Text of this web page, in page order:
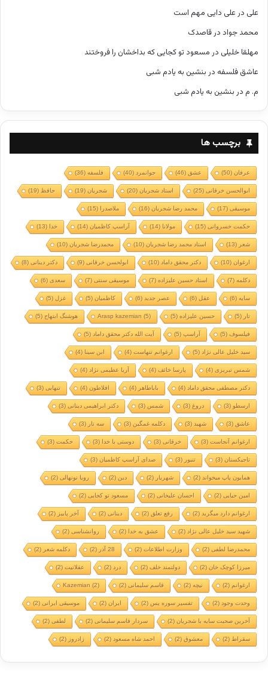
علی در علی دایی مهم است
محمد جواد در قاصدک
مهلقا خلیلی در مسعود تو کجایی که بداخشان را فروختند
عاشق فلسفه در بنشین به یادم شبی
م. م در بنشین به یادم شبی
برچسب ها
عرفان(50) عشق (46) جوانمرد (40) فلسفه(36)
ابوالحسن خرقانی(25) استاد شجریان(20) شجریان(19) حافظ (19)
موسیقی(17) محمد رضا شجریان(16) ملاصدرا (15)
حکمت خسروانی(15) مولانا (14) آراسپ کاظمیان(14) خدا (13)
شعر (13) استاد محمد رضا شجریان(10) محمدرضا شجریان(10)
ارغوان(10) دکتر محقق داماد (10) ابولحسن خرقانی(9) دکتر دینانی(8)
دکلمه(7) استاد حسین علیزاده(7) موسیقی سنتی(7) سعدی(6)
سایه(6) عقل (6) عصر جدید (6) کاظمیان(5) غزل (5)
تار (5) حسین علیزاده(5)
Arasp kazemian (5) هوشنگ ابتهاج(5)
فیلسوف(5) آراسپ(5) آیت الله دکتر محقق داماد (5)
سید خلیل عالی نژاد (5) ارغوانم تنهاست(4) ابن سینا (4)
شمس تبریزی(4) پارسا خائف(4) آریا عظیمی نژاد (4)
دکتر مصطفی محقق داماد (4) باباطاهر (4) افلاطون(4) تنهایی(3)
ارسطو (3) دروغ (3) شمس (3) دکتر ابراهیمی دینانی(3)
عاشق (3) شهید (3) دکلمه غمگین (3) سه تار (3)
ارغوانم آنجاست(3) خرقانی(3) دوستی با خدا (3) حکمت(3)
تاجیکستان(3) تنبور (3) صدای آراسپ کاظمیان(3)
همایون پاپ میخواند (2) شهریار (2) دین (2) رویا نونهالی(2)
امین حیایی(2) احسان علیخانی(2) مسعود تو کجایی(2)
ارغوانم دارد میگرید (2) رفع تعلق (2) دینانی(2) آخر پاییز (2)
شهید سید خلیل عالی نژاد (2) عشق به خدا (2) روانشناسی(2)
محمدرضا لطفی(2) وزارت اطلاعات(2) 28 آذر (2) دکلمه شعر (2)
میرزا کوچک خان(2) دولتمند خلف(2) درد (2) عقلانیت(2)
ارغوانم (2) نیچه(2) قاسم سلیمانی(2)
Kazemian (2)
وحدت وجود (2) تفسیر سوره یس (2) ایران(2) موسیقی ایرانی(2)
آخرین صحبت سایه با شجریان(2) سردار قاسم سلیمانی(2) لطفی(2)
سقراط (2) معشوق(2) احمد شاه مسعود (2) زادروز (2)